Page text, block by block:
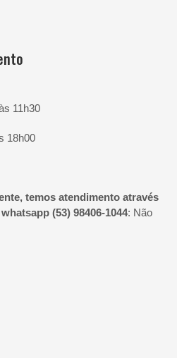
11h30
18h00
temos atendimento através
(53) 98406-1044: Não